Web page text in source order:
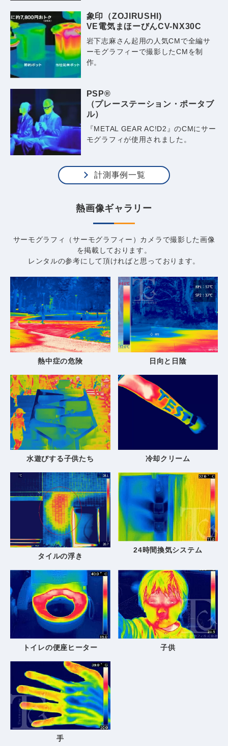
象印（ZOJIRUSHI)
VE電気まほーびんCV-NX30C
岩下志麻さん起用の人気CMで全編サ
ーモグラフィーで撮影したCMを制
作。
PSP®
（プレーステーション・ポータブ
ル）
『METAL GEAR AC!D2』のCMにサー
モグラフィが使用されました。
計測事例一覧
熱画像ギャラリー
サーモグラフィ（サーモグラフィー）カメラで撮影した画像
を掲載しております。
レンタルの参考にして頂ければと思っております。
熱中症の危険 日向と日陰
水遊びする子供たち 冷却クリーム
タイルの浮き
24時間換気システム
トイレの便座ヒーター 子供
手